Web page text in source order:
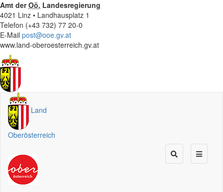
Amt derOö. Landesregierung
4021 Linz • Landhausplatz 1
Telefon (+43 732) 77 20-0
E-Mail post@ooe.gv.at
www.land-oberoesterreich.gv.at
Land
Oberösterreich